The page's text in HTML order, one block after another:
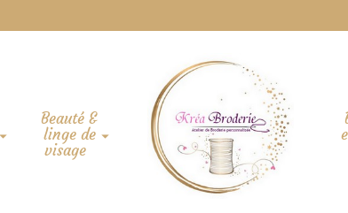
Beauté &
linge de
visage